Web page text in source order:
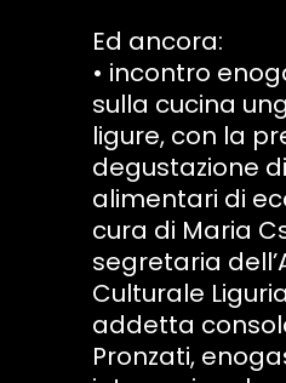
Ed ancora:
• incontro
sulla cucina
ligure, con la
degustazione
alimentari di
cura di Maria
segretaria
Culturale
addetta
Pronzati,